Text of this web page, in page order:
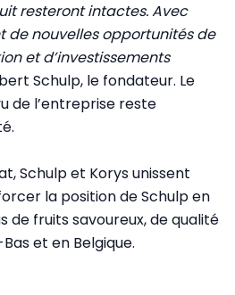
resteront intactes. Avec
de nouvelles opportunités de
et d’investissements
Schulp, le fondateur. Le
de l’entreprise reste
Schulp et Korys unissent
la position de Schulp en
de fruits savoureux, de qualité
et en Belgique.